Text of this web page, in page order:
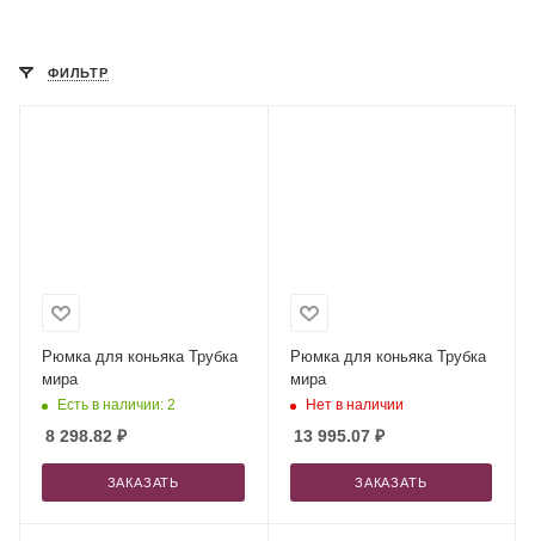
ФИЛЬТР
Рюмка для коньяка Трубка
мира
Есть в наличии: 2
8 298.82 ₽
ЗАКАЗАТЬ
Рюмка для коньяка Трубка
мира
Нет в наличии
13 995.07₽
ЗАКАЗАТЬ